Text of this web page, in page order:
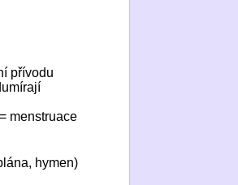
přívodu
menstruace
hymen)